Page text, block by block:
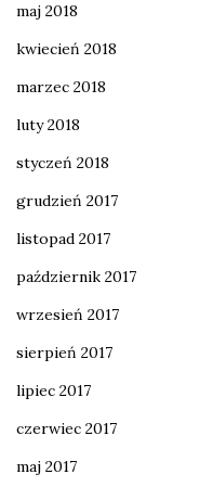
maj 2018
kwiecień 2018
marzec 2018
luty 2018
styczeń 2018
grudzień 2017
listopad 2017
październik 2017
wrzesień 2017
sierpień 2017
lipiec 2017
czerwiec 2017
maj 2017